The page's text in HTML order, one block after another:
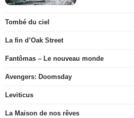
Tombé du ciel
La fin d’Oak Street
Fantômas – Le nouveau monde
Avengers: Doomsday
Leviticus
La Maison de nos rêves